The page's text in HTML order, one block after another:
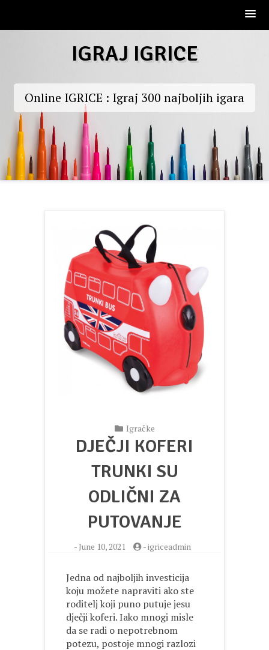
IGRAJ IGRICE
Online IGRICE : Igraj 300 najboljih igara
Igračke
DJEČJI KOFERI
TRUNKI SU
ODLIČNI ZA
PUTOVANJE
- June 10, 2021 -igriceadmin
Jedna od najboljih investicija
koju možete napraviti ako ste
roditelj koji puno putuje jesu
dječji koferi. Iako mnogi misle
da se radi o nepotrebnom
potezu, postoje mnogi razlozi